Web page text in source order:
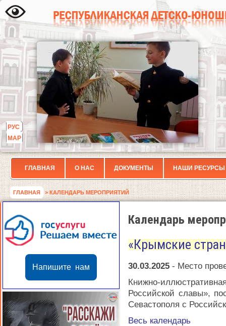
РУС
МАР
ГЛАВНАЯ О НАС ДОКУМЕНТЫ НАШИ РЕСУРСЫ
ГЛАВНАЯ > КАЛЕНДАРЬ МЕРОПРИЯТИЙ
Напишите нам
Календарь
«Крымские
30.03.2025 - Место
Книжно-
Российской славы»,
Севастополя с
Весь календарь